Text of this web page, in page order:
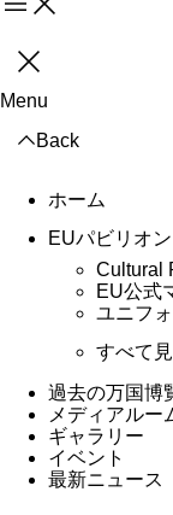
Menu
閉じる
Menu
Back
ホーム
EUパビリオン
Cultural
EU公式
ユニフ
すべて
過去の万国博
メディアルー
ギャラリー
イベント
最新ニュース